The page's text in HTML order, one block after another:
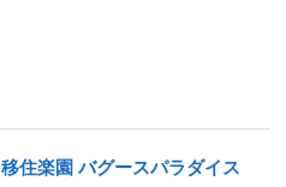
移住楽園 バグースパラダイス